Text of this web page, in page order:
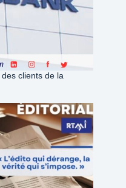
clients de la